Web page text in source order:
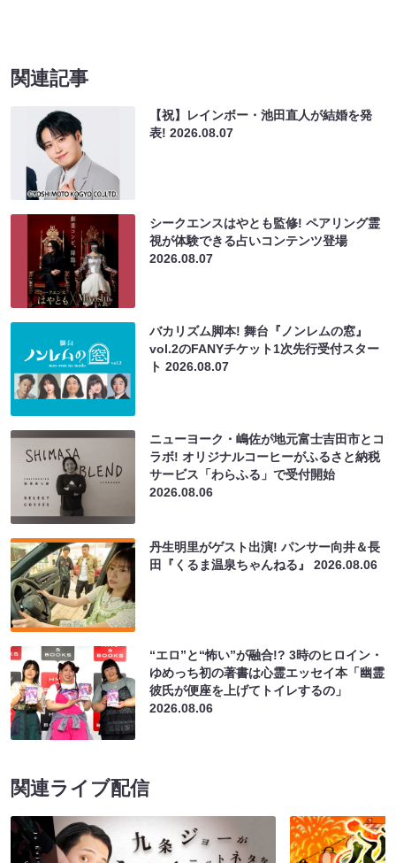
関連記事
【祝】レインボー・池田直人が結婚を発
表!2026.08.07
シークエンスはやとも監修! ペアリング霊
視が体験できる占いコンテンツ登場
2026.08.07
バカリズム脚本! 舞台『ノンレムの窓』
vol.2のFANYチケット1次先行受付スター
ト2026.08.07
ニューヨーク・嶋佐が地元富士吉田市とコ
ラボ! オリジナルコーヒーがふるさと納税
サービス「わらふる」で受付開始
2026.08.06
丹生明里がゲスト出演! パンサー向井＆長
田『くるま温泉ちゃんねる』2026.08.06
“エロ”と“怖い”が融合!? 3時のヒロイン・
ゆめっち初の著書は心霊エッセイ本「幽霊
彼氏が便座を上げてトイレするの」
2026.08.06
関連ライブ配信